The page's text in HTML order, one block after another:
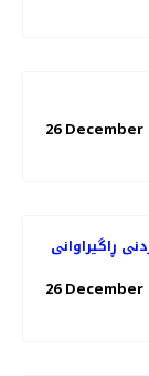
26 December
ڕاگیراوانی
26 December